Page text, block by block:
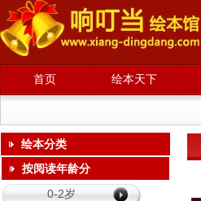
首页 绘本天下
绘本分类
请输入内容
按阅读年龄分
0-2岁